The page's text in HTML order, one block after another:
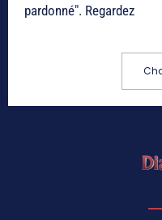
pardonné". Regardez